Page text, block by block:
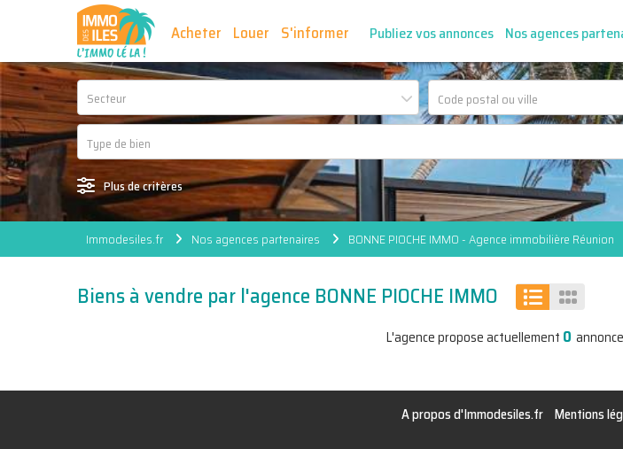
Acheter Louer S'informer Publiez vos annonces Nos agences
Secteur
Plus de critères
Immodesiles.fr Nos agences partenaires BONNE PIOCHE IMMO - Agence immobilière Réunion
Biens à vendre par l'agence BONNE PIOCHE IMMO
L'agence propose actuellement 0
A propos d'Immodesiles.fr Mentions